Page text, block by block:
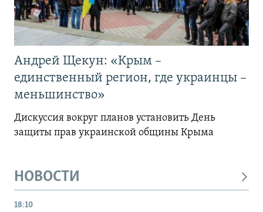
Андрей Щекун: «Крым –
единственный регион, где украинцы –
меньшинство»
Дискуссия вокруг планов установить День
защиты прав украинской общины Крыма
НОВОСТИ
18:10